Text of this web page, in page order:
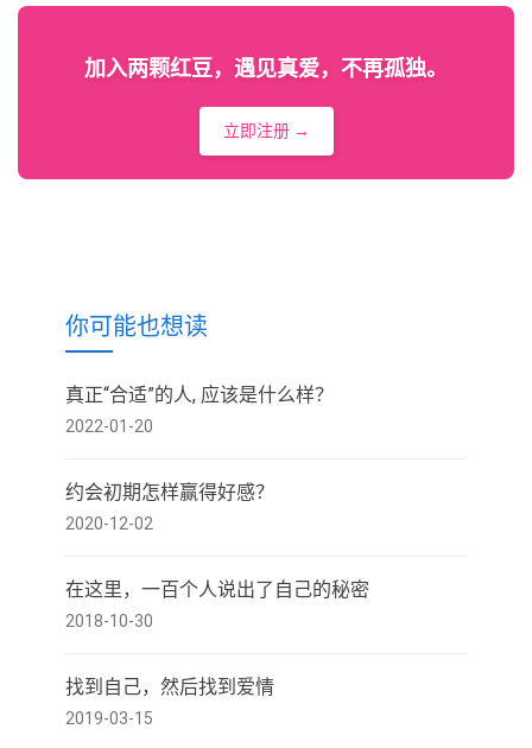
加入两颗红豆，遇见真爱，不再孤独。
立即注册 →
你可能也想读
真正“合适”的人, 应该是什么样？
2022-01-20
约会初期怎样赢得好感？
2020-12-02
在这里，一百个人说出了自己的秘密
2018-10-30
找到自己，然后找到爱情
2019-03-15